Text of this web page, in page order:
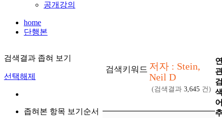
공개강의
home
단행본
검색결과 좁혀 보기
선택해제
좁혀본 항목 보기순서
검색키워드 저자 : Stein,
Neil D
(검색결과 3,645 건)